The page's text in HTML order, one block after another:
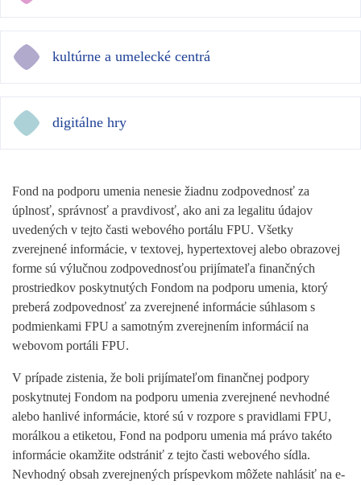
kultúrne a umelecké centrá
digitálne hry
Fond na podporu umenia nenesie žiadnu zodpovednosť za
úplnosť, správnosť a pravdivosť, ako ani za legalitu údajov
uvedených v tejto časti webového portálu FPU. Všetky
zverejnené informácie, v textovej, hypertextovej alebo obrazovej
forme sú výlučnou zodpovednosťou prijímateľa finančných
prostriedkov poskytnutých Fondom na podporu umenia, ktorý
preberá zodpovednosť za zverejnené informácie súhlasom s
podmienkami FPU a samotným zverejnením informácií na
webovom portáli FPU.
V prípade zistenia, že boli prijímateľom finančnej podpory
poskytnutej Fondom na podporu umenia zverejnené nevhodné
alebo hanlivé informácie, ktoré sú v rozpore s pravidlami FPU,
morálkou a etiketou, Fond na podporu umenia má právo takéto
informácie okamžite odstrániť z tejto časti webového sídla.
Nevhodný obsah zverejnených príspevkom môžete nahlásiť na e-